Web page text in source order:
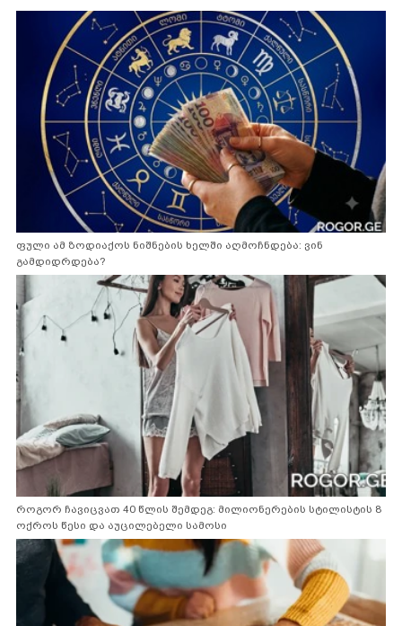
ფული ამ ზოდიაქოს ნიშნების ხელში აღმოჩნდება: ვინ
გამდიდრდება?
როგორ ჩავიცვათ 40 წლის შემდეგ: მილიონერების სტილისტის 8
ოქროს წესი და აუცილებელი სამოსი